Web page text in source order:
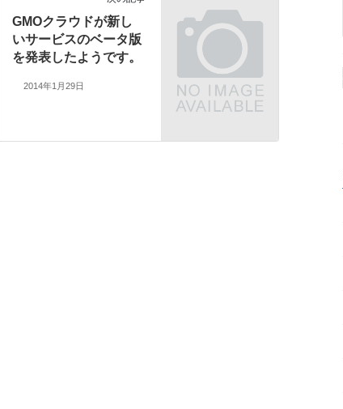
GMOクラウドが新し
いサービスのベータ版
を発表したようです。
2014年1月29日